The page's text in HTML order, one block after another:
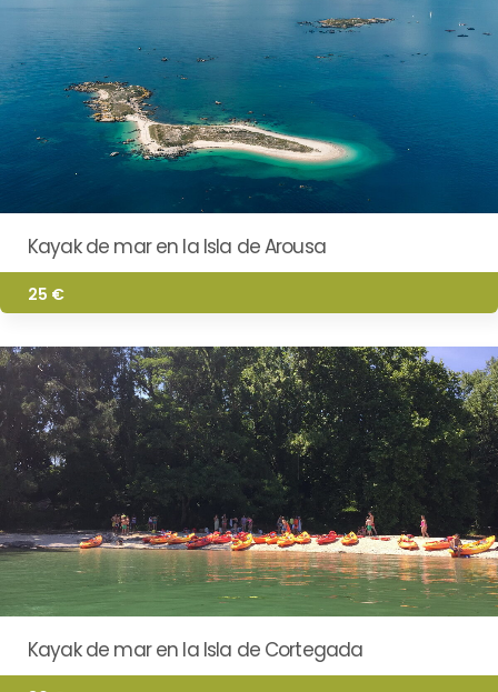
Kayak de mar en la Isla de Arousa
25 €
Kayak de mar en la Isla de Cortegada